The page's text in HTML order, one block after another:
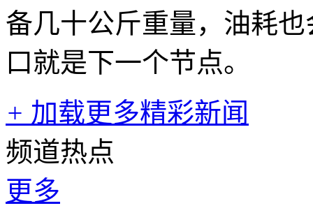
备几十公斤重量，油耗
口就是下一个节点。
+ 加载更多精彩新闻
频道热点
更多